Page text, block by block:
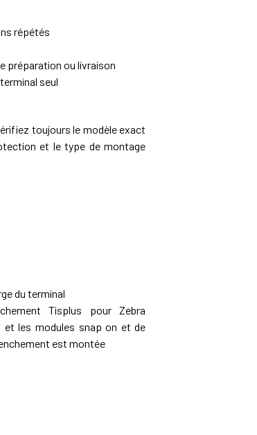
répétés
préparation ou livraison
seul
toujours le modèle exact
et le type de montage
du terminal
Tisplus pour Zebra
les modules snap on et de
est montée